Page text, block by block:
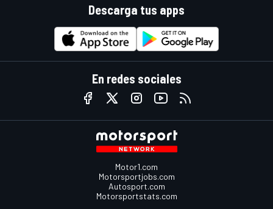
Descarga tus apps
En redes sociales
Motor1.com
Motorsportjobs.com
Autosport.com
Motorsportstats.com